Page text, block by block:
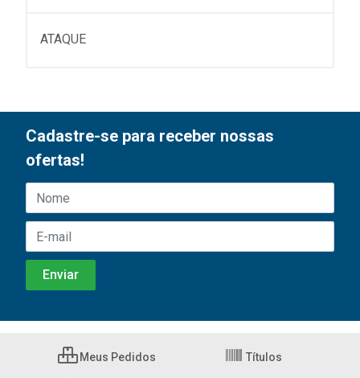
ATAQUE
Cadastre-se para receber nossas
ofertas!
Meus Pedidos Títulos